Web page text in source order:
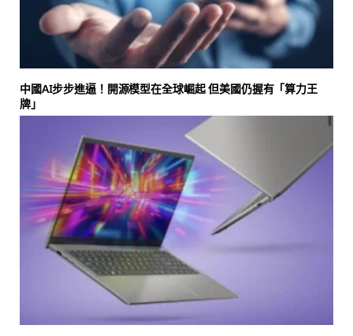
中國AI步步進逼！開源模型在全球崛起 但美國仍握有「算力王
牌」